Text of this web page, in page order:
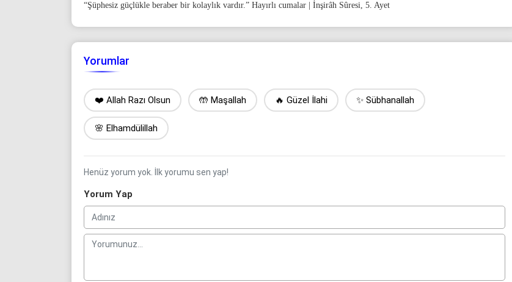
“Şüphesiz güçlükle beraber bir kolaylık vardır.” Hayırlı cumalar | İnşirâh Sûresi, 5. Ayet
Yorumlar
❤️ Allah Razı Olsun 🤲 Maşallah 🔥 Güzel İlahi ✨ Sübhanallah
🌸 Elhamdülillah
Henüz yorum yok. İlk yorumu sen yap!
Yorum Yap